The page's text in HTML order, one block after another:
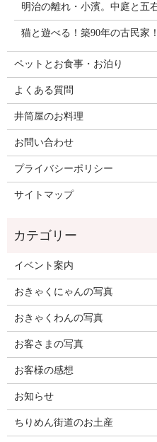
明治の離れ・小濱。中庭と五
猫と遊べる！築90年の古民家
ペットとお食事・お泊り
よくある質問
井筒屋のお料理
お問い合わせ
プライバシーポリシー
サイトマップ
イベント案内
おきゃくにゃんの写真
おきゃくわんの写真
お客さまの写真
お客様の感想
お知らせ
ちりめん街道のお土産